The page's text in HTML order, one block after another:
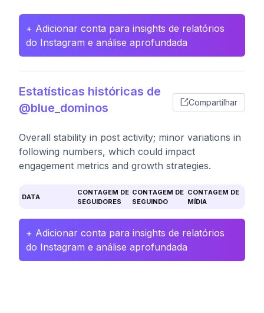
+ Adicionar conta para insights de relatórios
do Instagram e análise aprofundada
Estatísticas históricas de
@blue_dominos
Compartilhar
Overall stability in post activity; minor variations in
following numbers, which could impact
engagement metrics and growth strategies.
DATA
CONTAGEM DE
SEGUIDORES
CONTAGEM DE
SEGUINDO
CONTAGEM DE
MÍDIA
+ Adicionar conta para insights de relatórios
do Instagram e análise aprofundada